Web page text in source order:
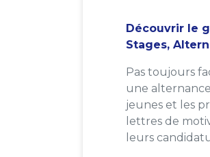
Découvrir le
Stages,
Pas toujours
une
jeunes et les
lettres de
leurs